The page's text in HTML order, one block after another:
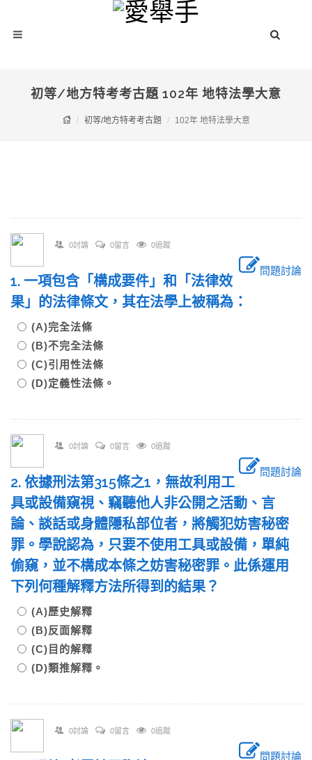
初等/地方特考考古題 102年 地特法學大意
初等/地方特考考古題 102年 地特法學大意
0討論 0留言 0追蹤
問題討論
1. 一項包含「構成要件」和「法律效
果」的法律條文，其在法學上被稱為：
(A)完全法條
(B)不完全法條
(C)引用性法條
(D)定義性法條。
0討論 0留言 0追蹤
問題討論
2. 依據刑法第315條之1，無故利用工
具或設備窺視、竊聽他人非公開之活動、言
論、談話或身體隱私部位者，將觸犯妨害秘密
罪。學說認為，只要不使用工具或設備，單純
偷窺，並不構成本條之妨害秘密罪。此係運用
下列何種解釋方法所得到的結果？
(A)歷史解釋
(B)反面解釋
(C)目的解釋
(D)類推解釋。
0討論 0留言 0追蹤
問題討論